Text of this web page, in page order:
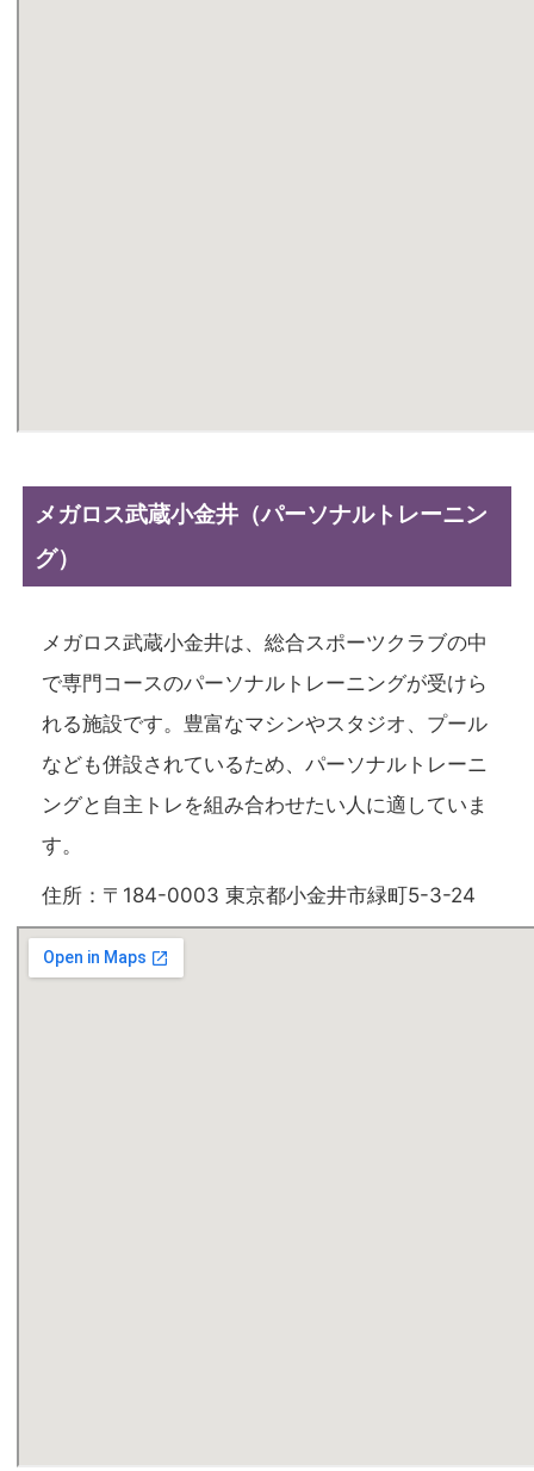
メガロス武蔵小金井（パーソナルトレーニン
グ）
メガロス武蔵小金井は、総合スポーツクラブの中
で専門コースのパーソナルトレーニングが受けら
れる施設です。豊富なマシンやスタジオ、プール
なども併設されているため、パーソナルトレーニ
ングと自主トレを組み合わせたい人に適していま
す。
住所：〒184-0003 東京都小金井市緑町5-3-24